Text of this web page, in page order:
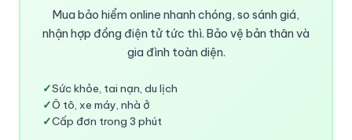
Mua bảo hiểm online nhanh chóng, so sánh giá,
nhận hợp đồng điện tử tức thì. Bảo vệ bản thân và
gia đình toàn diện.
✓Sức khỏe, tai nạn, du lịch
✓Ô tô, xe máy, nhà ở
✓Cấp đơn trong 3 phút